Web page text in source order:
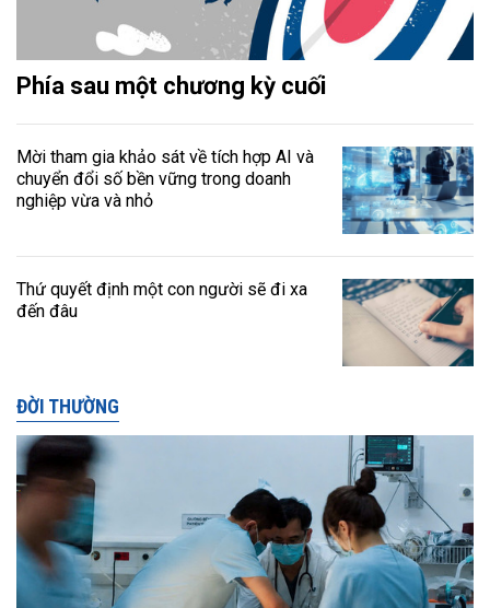
Phía sau một chương kỳ cuối
Mời tham gia khảo sát về tích hợp AI và
chuyển đổi số bền vững trong doanh
nghiệp vừa và nhỏ
Thứ quyết định một con người sẽ đi xa
đến đâu
ĐỜI THƯỜNG